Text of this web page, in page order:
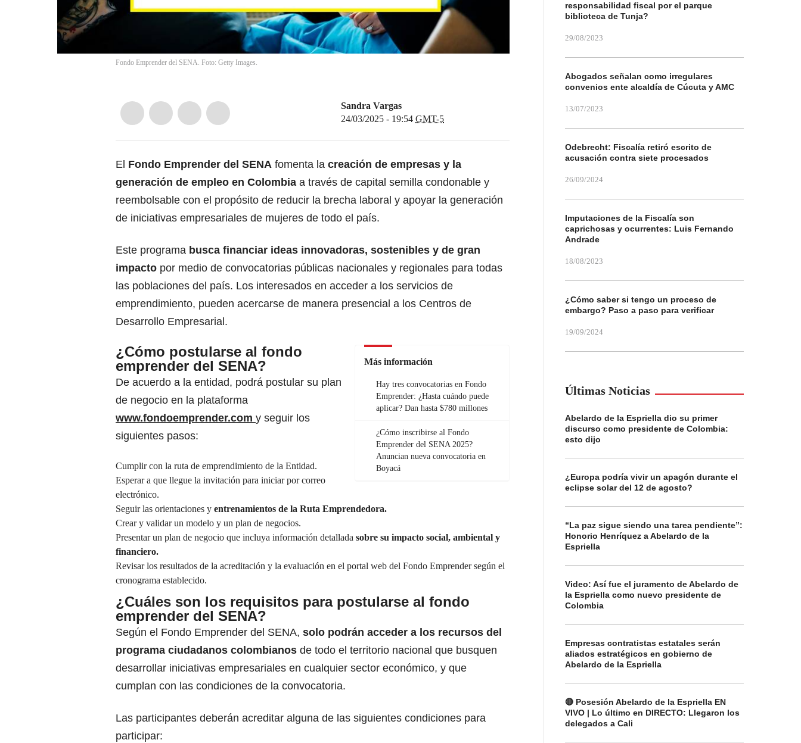
Fondo Emprender del SENA. Foto: Getty Images.
Sandra Vargas
24/03/2025 - 19:54 GMT-5
El Fondo Emprender del SENA fomenta la creación de empresas y la
generación de empleo en Colombia a través de capital semilla condonable y
reembolsable con el propósito de reducir la brecha laboral y apoyar la generación
de iniciativas empresariales de mujeres de todo el país.
Este programa busca financiar ideas innovadoras, sostenibles y de gran
impacto por medio de convocatorias públicas nacionales y regionales para todas
las poblaciones del país. Los interesados en acceder a los servicios de
emprendimiento, pueden acercarse de manera presencial a los Centros de
Desarrollo Empresarial.
Más información
Hay tres convocatorias en Fondo
Emprender: ¿Hasta cuándo puede
aplicar? Dan hasta $780 millones
¿Cómo inscribirse al Fondo
Emprender del SENA 2025?
Anuncian nueva convocatoria en
Boyacá
¿Cómo postularse al fondo
emprender del SENA?
De acuerdo a la entidad, podrá postular su plan
de negocio en la plataforma
www.fondoemprender.com y seguir los
siguientes pasos:
Cumplir con la ruta de emprendimiento de la Entidad.
Esperar a que llegue la invitación para iniciar por correo
electrónico.
Seguir las orientaciones y entrenamientos de la Ruta Emprendedora.
Crear y validar un modelo y un plan de negocios.
Presentar un plan de negocio que incluya información detallada sobre su impacto social, ambiental y
financiero.
Revisar los resultados de la acreditación y la evaluación en el portal web del Fondo Emprender según el
cronograma establecido.
¿Cuáles son los requisitos para postularse al fondo
emprender del SENA?
Según el Fondo Emprender del SENA, solo podrán acceder a los recursos del
programa ciudadanos colombianos de todo el territorio nacional que busquen
desarrollar iniciativas empresariales en cualquier sector económico, y que
cumplan con las condiciones de la convocatoria.
Las participantes deberán acreditar alguna de las siguientes condiciones para
participar:
responsabilidad fiscal por el parque
biblioteca de Tunja?
29/08/2023
Abogados señalan como irregulares
convenios ente alcaldía de Cúcuta y AMC
13/07/2023
Odebrecht: Fiscalía retiró escrito de
acusación contra siete procesados
26/09/2024
Imputaciones de la Fiscalía son
caprichosas y ocurrentes: Luis Fernando
Andrade
18/08/2023
¿Cómo saber si tengo un proceso de
embargo? Paso a paso para verificar
19/09/2024
Últimas Noticias
Abelardo de la Espriella dio su primer
discurso como presidente de Colombia:
esto dijo
¿Europa podría vivir un apagón durante el
eclipse solar del 12 de agosto?
“La paz sigue siendo una tarea pendiente”:
Honorio Henríquez a Abelardo de la
Espriella
Video: Así fue el juramento de Abelardo de
la Espriella como nuevo presidente de
Colombia
Empresas contratistas estatales serán
aliados estratégicos en gobierno de
Abelardo de la Espriella
🔴 Posesión Abelardo de la Espriella EN
VIVO | Lo último en DIRECTO: Llegaron los
delegados a Cali